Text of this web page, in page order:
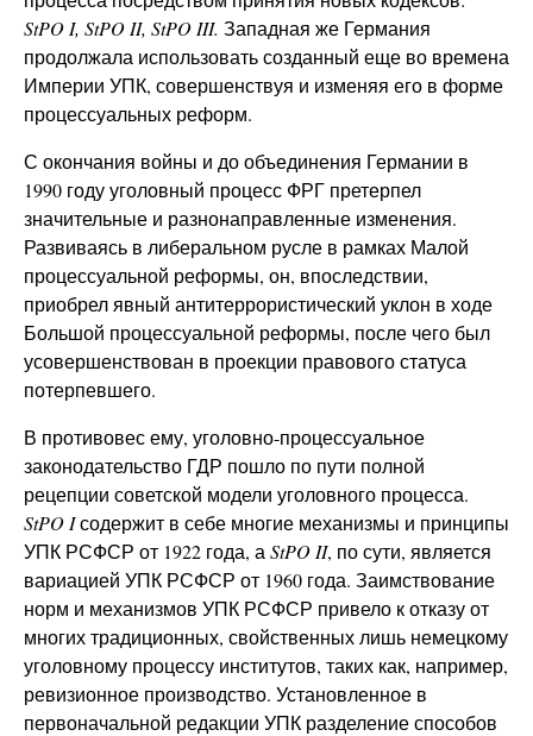
StPO I, StPO II, StPO III. Западная же Германия
продолжала использовать созданный еще во времена
Империи УПК, совершенствуя и изменяя его в форме
процессуальных реформ.
С окончания войны и до объединения Германии в
1990 году уголовный процесс ФРГ претерпел
значительные и разнонаправленные изменения.
Развиваясь в либеральном русле в рамках Малой
процессуальной реформы, он, впоследствии,
приобрел явный антитеррористический уклон в ходе
Большой процессуальной реформы, после чего был
усовершенствован в проекции правового статуса
потерпевшего.
В противовес ему, уголовно-процессуальное
законодательство ГДР пошло по пути полной
рецепции советской модели уголовного процесса.
StPO Iсодержит в себе многие механизмы и принципы
УПК РСФСР от 1922 года, а StPO II, по сути, является
вариацией УПК РСФСР от 1960 года. Заимствование
норм и механизмов УПК РСФСР привело к отказу от
многих традиционных, свойственных лишь немецкому
уголовному процессу институтов, таких как, например,
ревизионное производство. Установленное в
первоначальной редакции УПК разделение способов